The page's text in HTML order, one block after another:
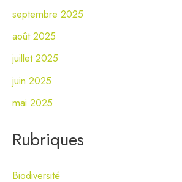
septembre 2025
août 2025
juillet 2025
juin 2025
mai 2025
Rubriques
Biodiversité